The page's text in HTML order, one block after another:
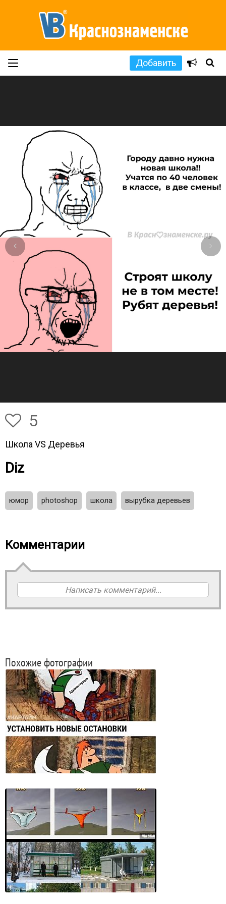
Добавить
5
Школа VS Деревья
Diz
юмор photoshop школа вырубка деревьев
Комментарии
Написать комментарий...
Похожие фотографии